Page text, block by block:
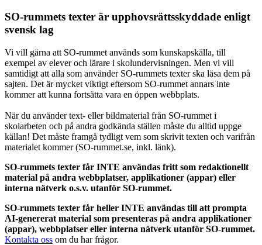
SO-rummets texter är upphovsrättsskyddade enligt
svensk lag
Vi vill gärna att SO-rummet används som kunskapskälla, till
exempel av elever och lärare i skolundervisningen. Men vi vill
samtidigt att alla som använder SO-rummets texter ska läsa dem på
sajten. Det är mycket viktigt eftersom SO-rummet annars inte
kommer att kunna fortsätta vara en öppen webbplats.
När du använder text- eller bildmaterial från SO-rummet i
skolarbeten och på andra godkända ställen måste du alltid uppge
källan! Det måste framgå tydligt vem som skrivit texten och varifrån
materialet kommer (SO-rummet.se, inkl. länk).
SO-rummets texter får INTE användas fritt som redaktionellt
material på andra webbplatser, applikationer (appar) eller
interna nätverk o.s.v. utanför SO-rummet.
SO-rummets texter får heller INTE användas till att prompta
AI-genererat material som presenteras på andra applikationer
(appar), webbplatser eller interna nätverk utanför SO-rummet.
Kontakta oss om du har frågor.